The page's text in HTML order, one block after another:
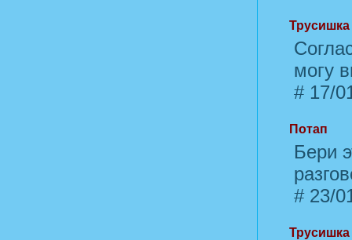
Трусишка
могу
#17/
Потап
Бери
#23/
Трусишка